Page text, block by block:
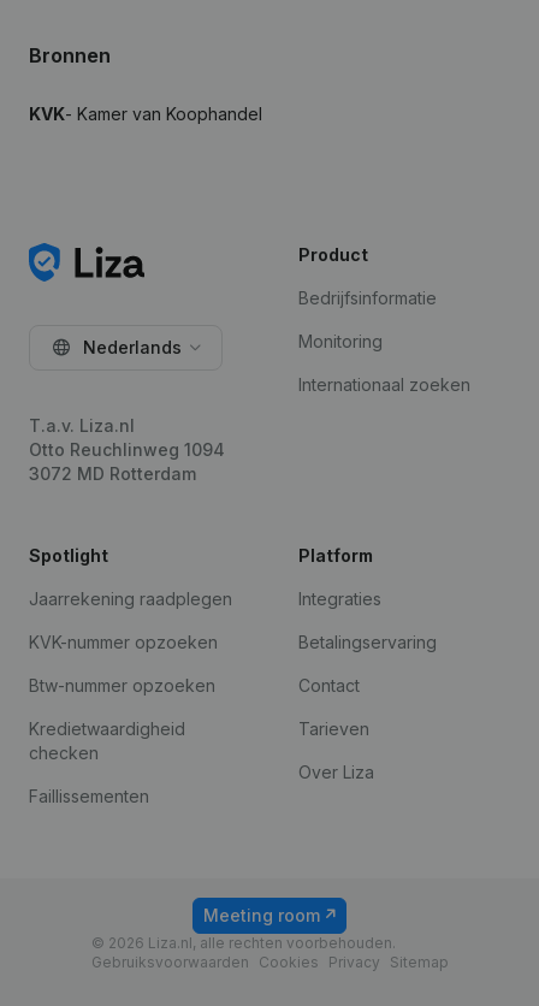
Bronnen
KVK- Kamer van Koophandel
Nederlands
T.a.v. Liza.nl
Otto Reuchlinweg 1094
3072 MD Rotterdam
Product
Bedrijfsinformatie
Monitoring
Internationaal zoeken
Spotlight
Jaarrekening raadplegen
KVK-nummer opzoeken
Btw-nummer opzoeken
Kredietwaardigheid
checken
Faillissementen
Platform
Integraties
Betalingservaring
Contact
Tarieven
Over Liza
© 2026 Liza.nl, alle rechten voorbehouden.
Gebruiksvoorwaarden
Cookies Privacy Sitemap
Meeting room